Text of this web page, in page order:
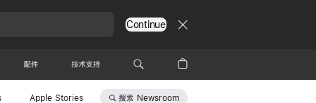
Continue
配件 技术支持
Apple Stories 搜索 Newsroom